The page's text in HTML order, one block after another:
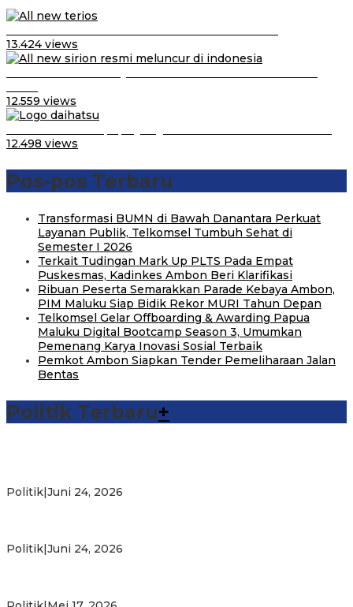
13.424 views
12.559 views
12.498 views
Pos-pos Terbaru
Transformasi BUMN di Bawah Danantara Perkuat
Layanan Publik, Telkomsel Tumbuh Sehat di
Semester I 2026
Terkait Tudingan Mark Up PLTS Pada Empat
Puskesmas, Kadinkes Ambon Beri Klarifikasi
Ribuan Peserta Semarakkan Parade Kebaya Ambon,
PIM Maluku Siap Bidik Rekor MURI Tahun Depan
Telkomsel Gelar Offboarding & Awarding Papua
Maluku Digital Bootcamp Season 3, Umumkan
Pemenang Karya Inovasi Sosial Terbaik
Pemkot Ambon Siapkan Tender Pemeliharaan Jalan
Bentas
Politik Terbaru+
Politik Juni 24, 2026
Politik Juni 24, 2026